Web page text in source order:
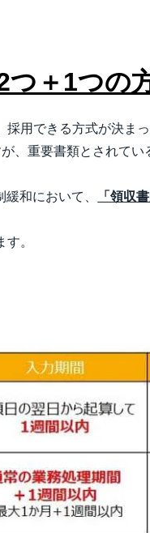
つ＋1つの
採用できる方式が決ま
、重要書類とされてい
和において、
「領収
。